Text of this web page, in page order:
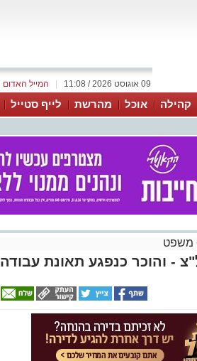
המייל האדום 09 אוגוסט 2026 / 11:08
קהילה אוכל מהרשת לייף סטייל
משפט
- והוכר כנפגע תאונת עבודה